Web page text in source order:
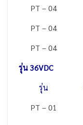
PT – 04
PT – 04
PT – 04
รุ่น 36VDC
รุ่น
PT – 01